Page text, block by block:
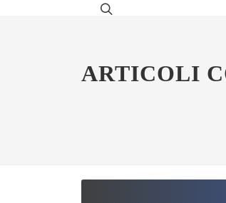
ARTICOLI